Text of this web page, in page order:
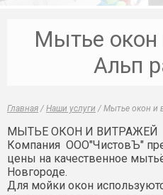
Уборка квартир и
Уборка торговых и
Вакансии
Контакты
Мытье окон
Альп
Главная / Наши услуги / Мытье окон и
МЫТЬЕ ОКОН И ВИТРАЖЕЙ
Компания ООО"ЧистовЪ"
цены на качественное
Новгороде.
Для мойки окон